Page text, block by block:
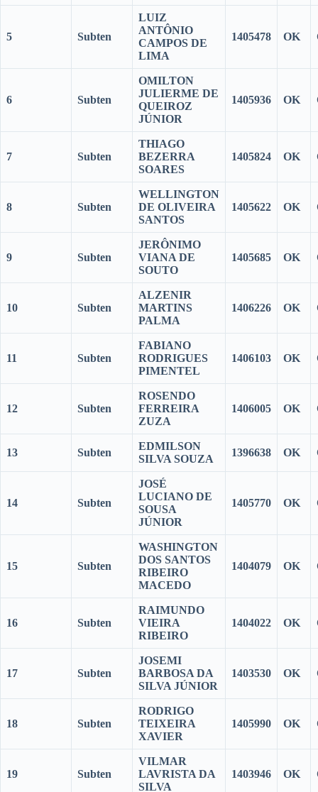
5 Subten
LUIZ
ANTÔNIO
CAMPOS DE
LIMA
1405478 OK
6 Subten
OMILTON
JULIERME DE
QUEIROZ
JÚNIOR
1405936 OK
7 Subten
THIAGO
BEZERRA
SOARES
1405824 OK
8 Subten
WELLINGTON
DE OLIVEIRA
SANTOS
1405622 OK
9 Subten
JERÔNIMO
VIANA DE
SOUTO
1405685 OK
10 Subten
ALZENIR
MARTINS
PALMA
1406226 OK
11 Subten
FABIANO
RODRIGUES
PIMENTEL
1406103 OK
12 Subten
ROSENDO
FERREIRA
ZUZA
1406005 OK
13 Subten
EDMILSON
SILVA SOUZA
1396638 OK
14 Subten
JOSÉ
LUCIANO DE
SOUSA
JÚNIOR
1405770 OK
15 Subten
WASHINGTON
DOS SANTOS
RIBEIRO
MACEDO
1404079 OK
16 Subten
RAIMUNDO
VIEIRA
RIBEIRO
1404022 OK
17 Subten
JOSEMI
BARBOSA DA
SILVA JÚNIOR
1403530 OK
18 Subten
RODRIGO
TEIXEIRA
XAVIER
1405990 OK
19 Subten
VILMAR
LAVRISTA DA
SILVA
1403946 OK